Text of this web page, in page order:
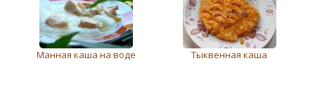
Манная каша на воде Тыквенная каша